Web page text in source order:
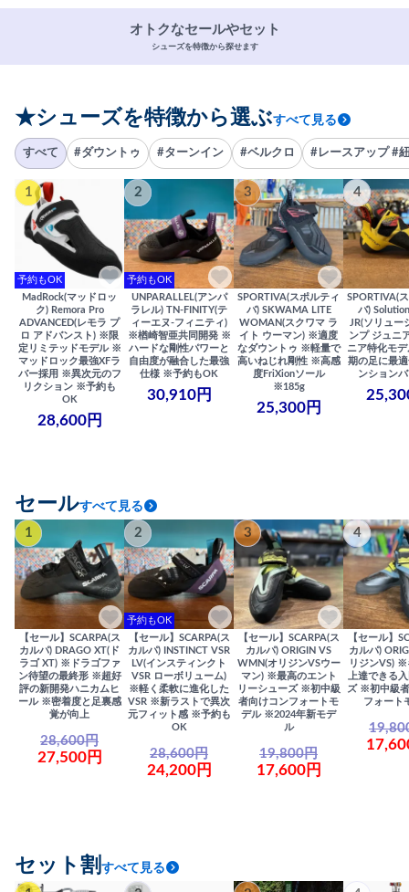
オトクなセールやセット
シューズを特徴から探せます
★シューズを特徴から選ぶすべて見る
すべて #ダウントゥ #ターンイン #ベルクロ #レースアップ #
1
予約もOK
MadRock(マッドロッ
ク) Remora Pro
ADVANCED(レモラ プ
ロ アドバンスト) ※限
定リミテッドモデル ※
マッドロック最強XFラ
バー採用 ※異次元のフ
リクション ※予約も
OK
28,600円
2
予約もOK
UNPARALLEL(アンパ
ラレル) TN-FINITY(テ
ィーエヌ-フィニティ)
※楢崎智亜共同開発 ※
ハードな剛性パワーと
自由度が融合した最強
仕様 ※予約もOK
30,910円
3
SPORTIVA(スポルティ
バ) SKWAMA LITE
WOMAN(スクワマ ラ
イト ウーマン) ※適度
なダウントゥ ※軽量で
高いねじれ剛性 ※高感
度FriXionソール
※185g
25,300円
4
SPORTIVA(
バ)
JR(ソリュー
ンプ ジュニ
ニア特化モ
期の足に最
ンション
セールすべて見る
1
【セール】SCARPA(ス
カルパ) DRAGO XT(ド
ラゴ XT) ※ドラゴファ
ン待望の最終形 ※超好
評の新開発ハニカムヒ
ール ※密着度と足裏感
覚が向上
28,600円
27,500円
2
予約もOK
【セール】SCARPA(ス
カルパ) INSTINCT VSR
LV(インスティンクト
VSR ローボリューム)
※軽く柔軟に進化した
VSR ※新ラストで異次
元フィット感 ※予約も
OK
28,600円
24,200円
3
【セール】SCARPA(ス
カルパ) ORIGIN VS
WMN(オリジンVSウー
マン) ※最高のエント
リーシューズ ※初中級
者向けコンフォートモ
デル ※2024年新モデ
ル
19,800円
17,600円
4
【セール】
カルパ)
リジンVS) ※
上達できる
ズ ※初中級
フォート
セット割 すべて見る